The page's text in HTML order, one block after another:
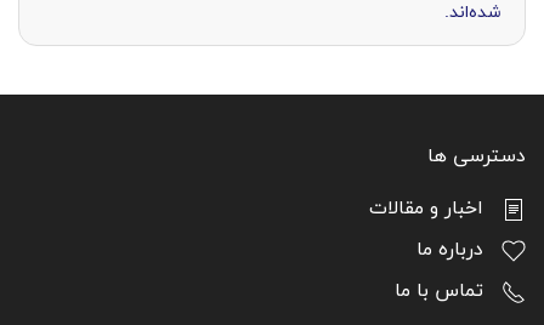
شده‌اند.
فواید و مزایای استفاده از میزهای
مناسبی برای صرف غذا، آشپزی یا نوشیدن در طبیعت فراهم
می‌کنند و راحتی شما را در فعالیت‌های بیرونی افزایش
می‌دهند.
دسترسی ها
اخبار و مقالات
درباره ما
تماس با ما